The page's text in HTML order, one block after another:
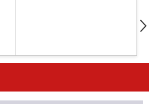
石人の星